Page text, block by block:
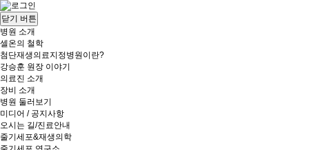
닫기 버튼
병원 소개
셀온의 철학
첨단재생의료지정병원이란?
강승훈 원장 이야기
의료진 소개
장비 소개
병원 둘러보기
미디어 / 공지사항
오시는 길/진료안내
줄기세포&재생의학